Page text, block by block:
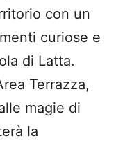
con un
curiose e
di Latta.
Terrazza,
magie di
la